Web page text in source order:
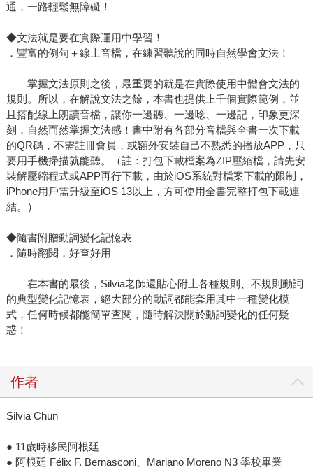
通，一路輕鬆無障礙！
◆文法就是要在實際運用中學習！
．豐富的例句＋線上音檔，在練習聽說的同時自然學會文法！
掌握文法原則之後，最重要的就是在實際使用中體會文法的
規則。所以，在解說文法之餘，本書也提供上千個實際範例，並
且搭配線上朗讀音檔，讓你一邊聽、一邊唸、一邊記，印象更深
刻，自然而然掌握文法感！書中附有各部分音檔與全書一次下載
的QR碼，不需註冊會員，或額外安裝自己不熟悉的播放APP，只
要用手機掃描就能聽。（註：打包下載檔案為ZIP壓縮檔，請先安
裝解壓縮程式或APP再行下載，由於iOS系統對檔案下載的限制，
iPhone用戶需升級至iOS 13以上，方可使用全書完整打包下載連
結。）
◆隨書附贈動詞變化記憶表
．隨時翻閱，好查好用
在本書的最後，Silvia老師還貼心附上各種規則、不規則動詞
的典型變化記憶表，絕大部分的動詞都能套用其中一種變化模
式，任何時候都能簡單查閱，隨時解決關於動詞變化的任何疑
惑！
作者
Silvia Chun
● 11歲時移民阿根廷
● 阿根廷 Félix F. Bernasconi、Mariano Moreno N3 學校畢業